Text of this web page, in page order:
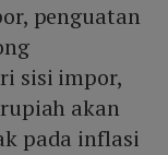
penguatan
sisi impor,
akan
pada inflasi